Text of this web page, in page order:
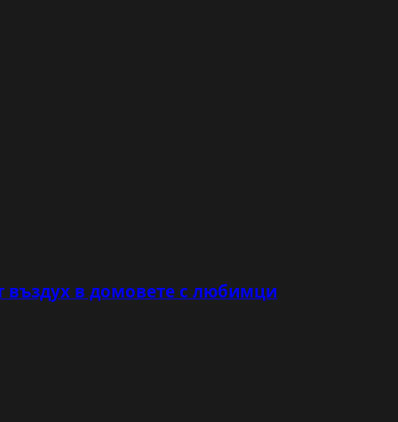
въздух в домовете с любимци